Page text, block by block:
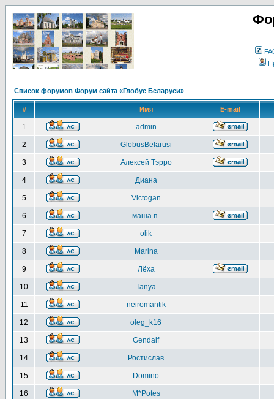
Список форумов Форум сайта «Глобус Беларуси»
# Имя E-mail
1 admin
2 GlobusBelarusi
3 Алексей Тэрро
4 Диана
5 Victogan
6 маша п.
7 olik
8 Marina
9 Лёха
10 Tanya
11 neiromantik
12 oleg_k16
13 Gendalf
14 Ростислав
15 Domino
16 M*Potes